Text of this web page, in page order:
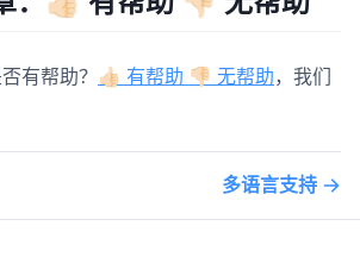
有帮助？ 👍🏻 有帮助 👎🏻 无帮助，我们
多语言支持